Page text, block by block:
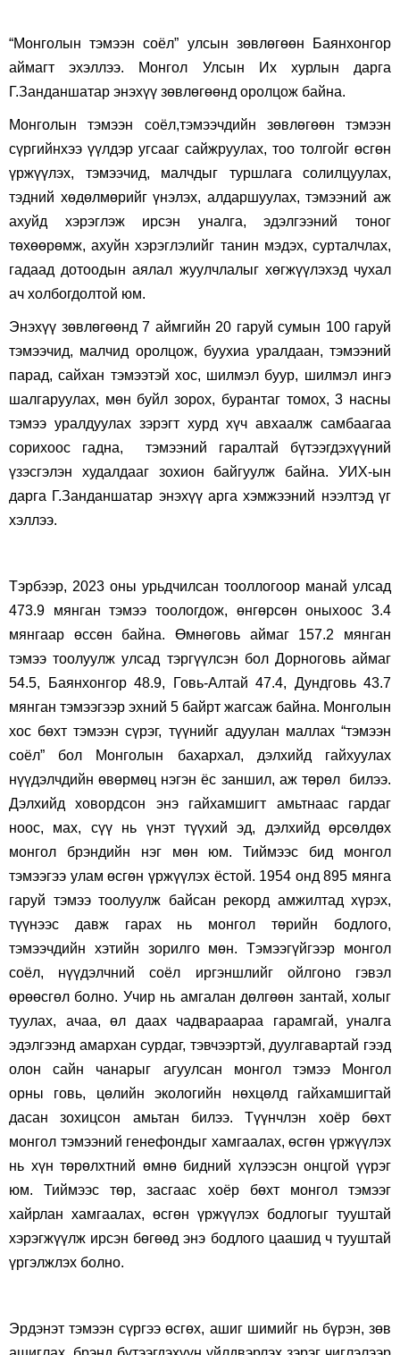
“Монголын тэмээн соёл” улсын зөвлөгөөн Баянхонгор
аймагт эхэллээ. Монгол Улсын Их хурлын дарга
Г.Занданшатар энэхүү зөвлөгөөнд оролцож байна.
Монголын тэмээн соёл,тэмээчдийн зөвлөгөөн тэмээн
сүргийнхээ үүлдэр угсааг сайжруулах, тоо толгойг өсгөн
үржүүлэх, тэмээчид, малчдыг туршлага солилцуулах,
тэдний хөдөлмөрийг үнэлэх, алдаршуулах, тэмээний аж
ахуйд хэрэглэж ирсэн уналга, эдэлгээний тоног
төхөөрөмж, ахуйн хэрэглэлийг танин мэдэх, сурталчлах,
гадаад дотоодын аялал жуулчлалыг хөгжүүлэхэд чухал
ач холбогдолтой юм.
Энэхүү зөвлөгөөнд 7 аймгийн 20 гаруй сумын 100 гаруй
тэмээчид, малчид оролцож, буухиа уралдаан, тэмээний
парад, сайхан тэмээтэй хос, шилмэл буур, шилмэл ингэ
шалгаруулах, мөн буйл зорох, бурантаг томох, 3 насны
тэмээ уралдуулах зэрэгт хурд хүч авхаалж самбаагаа
сорихоос гадна, тэмээний гаралтай бүтээгдэхүүний
үзэсгэлэн худалдааг зохион байгуулж байна. УИХ-ын
дарга Г.Занданшатар энэхүү арга хэмжээний нээлтэд үг
хэллээ.
Тэрбээр, 2023 оны урьдчилсан тооллогоор манай улсад
473.9 мянган тэмээ тоологдож, өнгөрсөн оныхоос 3.4
мянгаар өссөн байна. Өмнөговь аймаг 157.2 мянган
тэмээ тоолуулж улсад тэргүүлсэн бол Дорноговь аймаг
54.5, Баянхонгор 48.9, Говь-Алтай 47.4, Дундговь 43.7
мянган тэмээгээр эхний 5 байрт жагсаж байна. Монголын
хос бөхт тэмээн сүрэг, түүнийг адуулан маллах “тэмээн
соёл” бол Монголын бахархал, дэлхийд гайхуулах
нүүдэлчдийн өвөрмөц нэгэн ёс заншил, аж төрөл билээ.
Дэлхийд ховордсон энэ гайхамшигт амьтнаас гардаг
ноос, мах, сүү нь үнэт түүхий эд, дэлхийд өрсөлдөх
монгол брэндийн нэг мөн юм. Тиймээс бид монгол
тэмээгээ улам өсгөн үржүүлэх ёстой. 1954 онд 895 мянга
гаруй тэмээ тоолуулж байсан рекорд амжилтад хүрэх,
түүнээс давж гарах нь монгол төрийн бодлого,
тэмээчдийн хэтийн зорилго мөн. Тэмээгүйгээр монгол
соёл, нүүдэлчний соёл иргэншлийг ойлгоно гэвэл
өрөөсгөл болно. Учир нь амгалан дөлгөөн зантай, холыг
туулах, ачаа, өл даах чадвараараа гарамгай, уналга
эдэлгээнд амархан сурдаг, тэвчээртэй, дуулгавартай гээд
олон сайн чанарыг агуулсан монгол тэмээ Монгол
орны говь, цөлийн экологийн нөхцөлд гайхамшигтай
дасан зохицсон амьтан билээ. Түүнчлэн хоёр бөхт
монгол тэмээний генефондыг хамгаалах, өсгөн үржүүлэх
нь хүн төрөлхтний өмнө бидний хүлээсэн онцгой үүрэг
юм. Тиймээс төр, засгаас хоёр бөхт монгол тэмээг
хайрлан хамгаалах, өсгөн үржүүлэх бодлогыг тууштай
хэрэгжүүлж ирсэн бөгөөд энэ бодлого цаашид ч тууштай
үргэлжлэх болно.
Эрдэнэт тэмээн сүргээ өсгөх, ашиг шимийг нь бүрэн, зөв